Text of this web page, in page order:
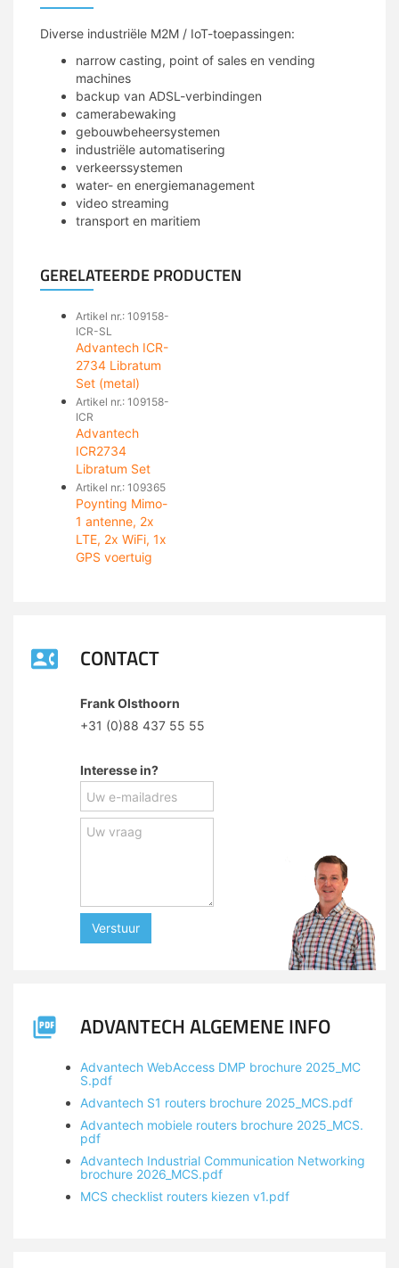
Diverse industriële M2M / IoT-toepassingen:
narrow casting, point of sales en vending
machines
backup van ADSL-verbindingen
camerabewaking
gebouwbeheersystemen
industriële automatisering
verkeerssystemen
water- en energiemanagement
video streaming
transport en maritiem
GERELATEERDE PRODUCTEN
Artikel nr.: 109158-
ICR-SL
Advantech ICR-
2734 Libratum
Set (metal)
Artikel nr.: 109158-
ICR
Advantech
ICR2734
Libratum Set
Artikel nr.: 109365
Poynting Mimo-
1 antenne, 2x
LTE, 2x WiFi, 1x
GPS voertuig
CONTACT
Frank Olsthoorn
+31 (0)88 437 55 55
Interesse in?
Verstuur
ADVANTECH ALGEMENE INFO
Advantech WebAccess DMP brochure 2025_MC
S.pdf
Advantech S1 routers brochure 2025_MCS.pdf
Advantech mobiele routers brochure 2025_MCS.
pdf
Advantech Industrial Communication Networking
brochure 2026_MCS.pdf
MCS checklist routers kiezen v1.pdf